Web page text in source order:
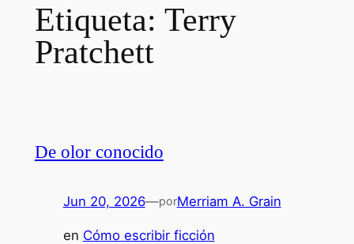
Etiqueta: Terry
Pratchett
De olor conocido
Jun 20, 2026—porMerriam A. Grain
en Cómo escribir ficción